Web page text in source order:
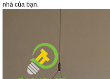
nhà của bạn.